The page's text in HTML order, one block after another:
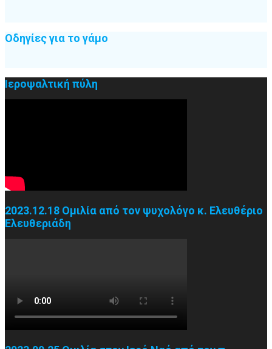
Οδηγίες για το γάμο
Ιεροψαλτική πύλη
2023.12.18 Ομιλία από τον ψυχολόγο κ. Ελευθέριο
Ελευθεριάδη